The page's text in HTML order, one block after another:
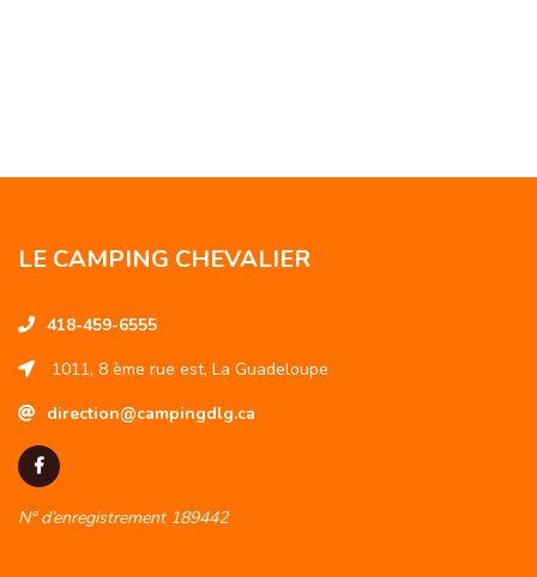
LE CAMPING CHEVALIER
418-459-6555
1011, 8 ème rue est, La Guadeloupe
direction@campingdlg.ca
N° d’enregistrement 189442